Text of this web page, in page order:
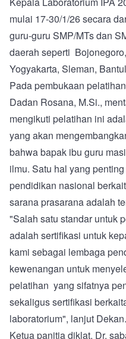
mulai 17-30/1/26 secara
guru-guru SMP/MTs dan
daerah seperti
Yogyakarta, Sleman,
Pada pembukaan
Dadan Rosana, M.Si.,
mengikuti pelatihan ini
yang akan
bahwa bapak ibu guru
ilmu. Satu hal yang
pendidikan nasional
sarana prasarana adalah
"Salah satu standar untuk
adalah sertifikasi untuk
kami sebagai lembaga
kewenangan untuk
pelatihan yang sifatnya
sekaligus sertifikasi
laboratorium", lanjut Dekan.
Ketua panitia diklat, Dr.